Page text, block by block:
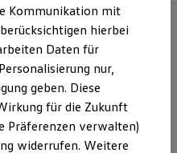
Kommunikation mit
hierbei
Daten für
nur,
geben. Diese
für die Zukunft
Präferenzen verwalten)
widerrufen. Weitere